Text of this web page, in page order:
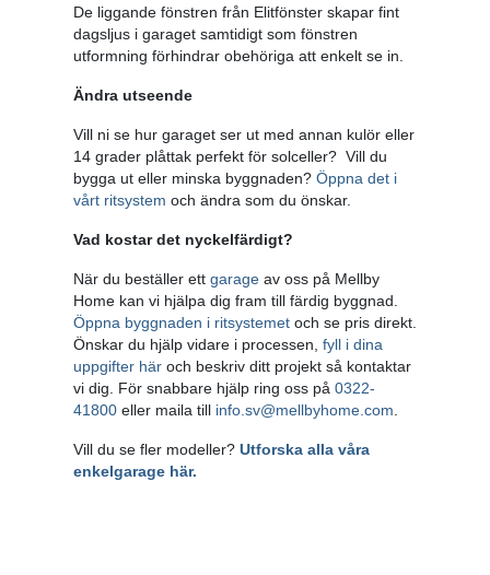
De liggande fönstren från Elitfönster skapar fint
dagsljus i garaget samtidigt som fönstren
utformning förhindrar obehöriga att enkelt se in.
Ändra utseende
Vill ni se hur garaget ser ut med annan kulör eller
14 grader plåttak perfekt för solceller? Vill du
bygga ut eller minska byggnaden?Öppna det i
vårt ritsystem och ändra som du önskar.
Vad kostar det nyckelfärdigt?
När du beställer ett garageav oss på Mellby
Home kan vi hjälpa dig fram till färdig byggnad.
Öppna byggnaden i ritsystemetoch se pris direkt.
Önskar du hjälp vidare i processen, fyll i dina
uppgifter häroch beskriv ditt projekt så kontaktar
vi dig. För snabbare hjälp ring oss på 0322-
41800eller maila till info.sv@mellbyhome.com
Vill du se fler modeller? Utforska alla våra
enkelgarage här.